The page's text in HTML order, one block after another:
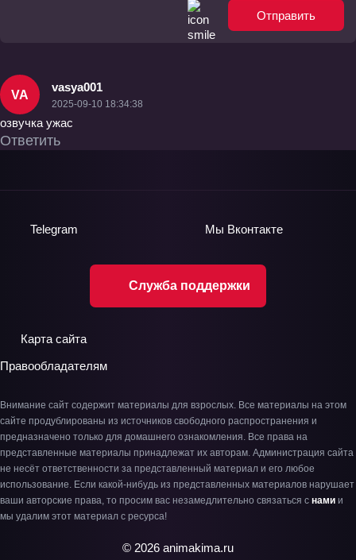
Отправить
VA
vasya001
2025-09-10 18:34:38
озвучка ужас
Ответить
Служба поддержки
Telegram Мы Вконтакте
Карта сайта
Правообладателям
Внимание сайт содержит материалы для взрослых. Все материалы на этом
сайте продублированы из источников свободного распространения и
предназначено только для домашнего ознакомления. Все права на
представленные материалы принадлежат их авторам. Администрация сайта
не несёт ответственности за представленный материал и его любое
использование. Если какой-нибудь из представленных материалов нарушает
ваши авторские права, то просим вас незамедлительно связаться с нами и
мы удалим этот материал с ресурса!
© 2026 animakima.ru